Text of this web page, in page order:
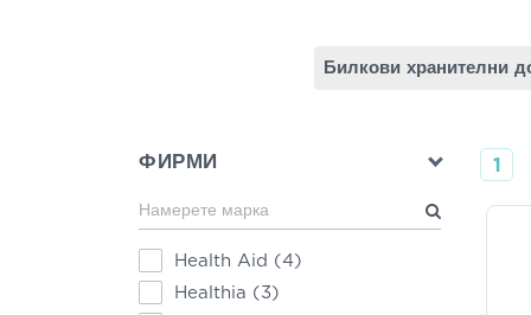
Билкови хранителни
ФИРМИ
Health Aid (4)
Healthia (3)
1